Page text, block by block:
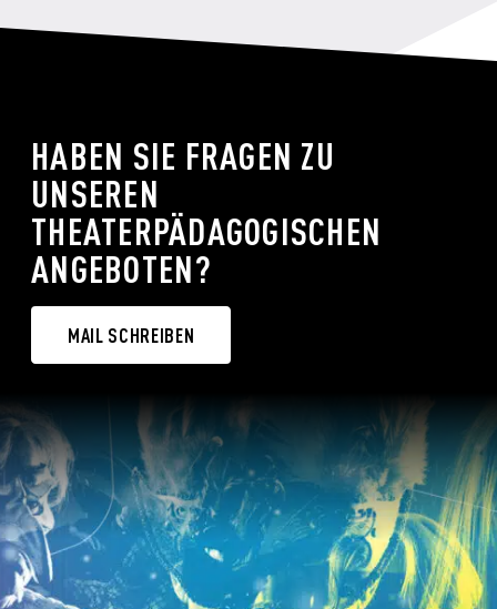
HABEN SIE FRAGEN ZU
UNSEREN
THEATERPÄDAGOGISCHEN
ANGEBOTEN?
MAIL SCHREIBEN